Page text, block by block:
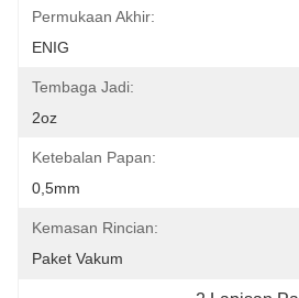
Permukaan Akhir:
ENIG
Tembaga Jadi:
2oz
Ketebalan Papan:
0,5mm
Kemasan Rincian:
Paket Vakum